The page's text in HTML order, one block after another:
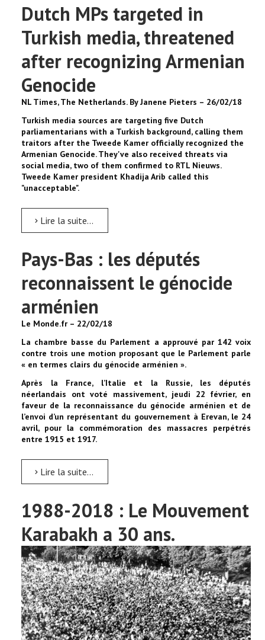
Dutch MPs targeted in
Turkish media, threatened
after recognizing Armenian
Genocide
NL Times, The Netherlands. By Janene Pieters – 26/02/18
Turkish media sources are targeting five Dutch
parliamentarians with a Turkish background, calling them
traitors after the Tweede Kamer officially recognized the
Armenian Genocide. They've also received threats via
social media, two of them confirmed to RTL Nieuws.
Tweede Kamer president Khadija Arib called this
"unacceptable".
Lire la suite...
Pays-Bas : les députés
reconnaissent le génocide
arménien
Le Monde.fr – 22/02/18
La chambre basse du Parlement a approuvé par 142 voix
contre trois une motion proposant que le Parlement parle
« en termes clairs du génocide arménien ».
Après la France, l’Italie et la Russie, les députés
néerlandais ont voté massivement, jeudi 22 février, en
faveur de la reconnaissance du génocide arménien et de
l’envoi d’un représentant du gouvernement à Erevan, le 24
avril, pour la commémoration des massacres perpétrés
entre 1915 et 1917.
Lire la suite...
1988-2018 : Le Mouvement
Karabakh a 30 ans.